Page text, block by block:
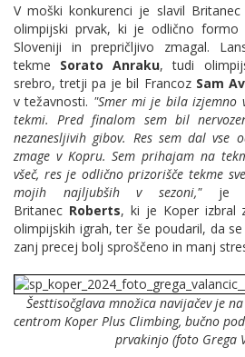
V moški konkurenci je slavil Britanec
olimpijski prvak, ki je odlično
Sloveniji in prepričljivo zmagal.
tekme Sorato Anraku, tudi
srebro, tretji pa je bil Francoz Sam
v težavnosti. "Smer mi je bila izjemno
tekmi. Pred finalom sem bil
nezanesljivih gibov. Res sem dal vse
zmage v Kopru. Sem prihajam na
všeč, res je odlično prizorišče tekme
mojih najljubših v sezoni," je
Britanec Roberts, ki je Koper izbral
olimpijskih igrah, ter še poudaril, da
zanj precej bolj sproščeno in manj
Šesttisočglava množica navijačev je
centrom Koper Plus Climbing, bučno
prvakinjo (foto Grega